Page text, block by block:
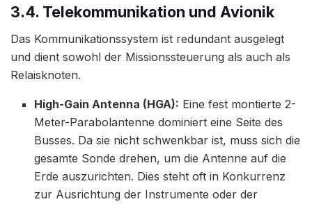
3.4. Telekommunikation und Avionik
Das Kommunikationssystem ist redundant ausgelegt
und dient sowohl der Missionssteuerung als auch als
Relaisknoten.
High-Gain Antenna (HGA): Eine fest montierte 2-
Meter-Parabolantenne dominiert eine Seite des
Busses. Da sie nicht schwenkbar ist, muss sich die
gesamte Sonde drehen, um die Antenne auf die
Erde auszurichten. Dies steht oft in Konkurrenz
zur Ausrichtung der Instrumente oder der